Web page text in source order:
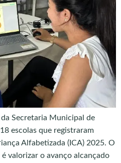
Secretaria Municipal de
escolas que registraram
Alfabetizada (ICA) 2025. O
valorizar o avanço alcançado